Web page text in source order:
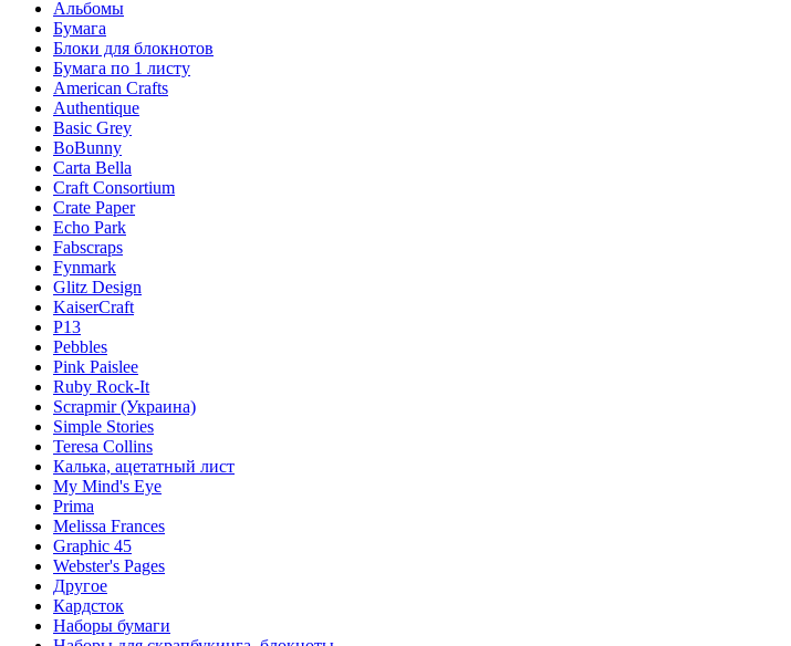
Альбомы
Бумага
Блоки для блокнотов
Бумага по 1 листу
American Crafts
Authentique
Basic Grey
BoBunny
Carta Bella
Craft Consortium
Crate Paper
Echo Park
Fabscraps
Fynmark
Glitz Design
KaiserCraft
P13
Pebbles
Pink Paislee
Ruby Rock-It
Scrapmir (Украина)
Simple Stories
Teresa Collins
Калька, ацетатный лист
My Mind's Eye
Prima
Melissa Frances
Graphic 45
Webster's Pages
Другое
Кардсток
Наборы бумаги